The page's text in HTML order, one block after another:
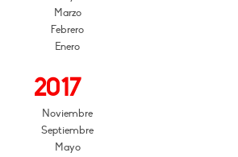
Marzo
Febrero
Enero
2017
Noviembre
Septiembre
Mayo